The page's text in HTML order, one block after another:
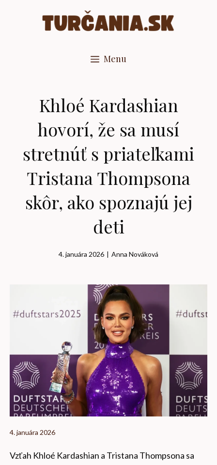
Menu
Khloé Kardashian
hovorí, že sa musí
stretnúť s priateľkami
Tristana Thompsona
skôr, ako spoznajú jej
deti
4. januára 2026 | Anna Nováková
4. januára 2026
Vzťah Khloé Kardashian a Tristana Thompsona sa